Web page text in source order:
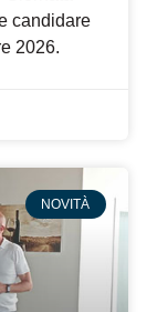
candidare
2026.
NOVITÀ